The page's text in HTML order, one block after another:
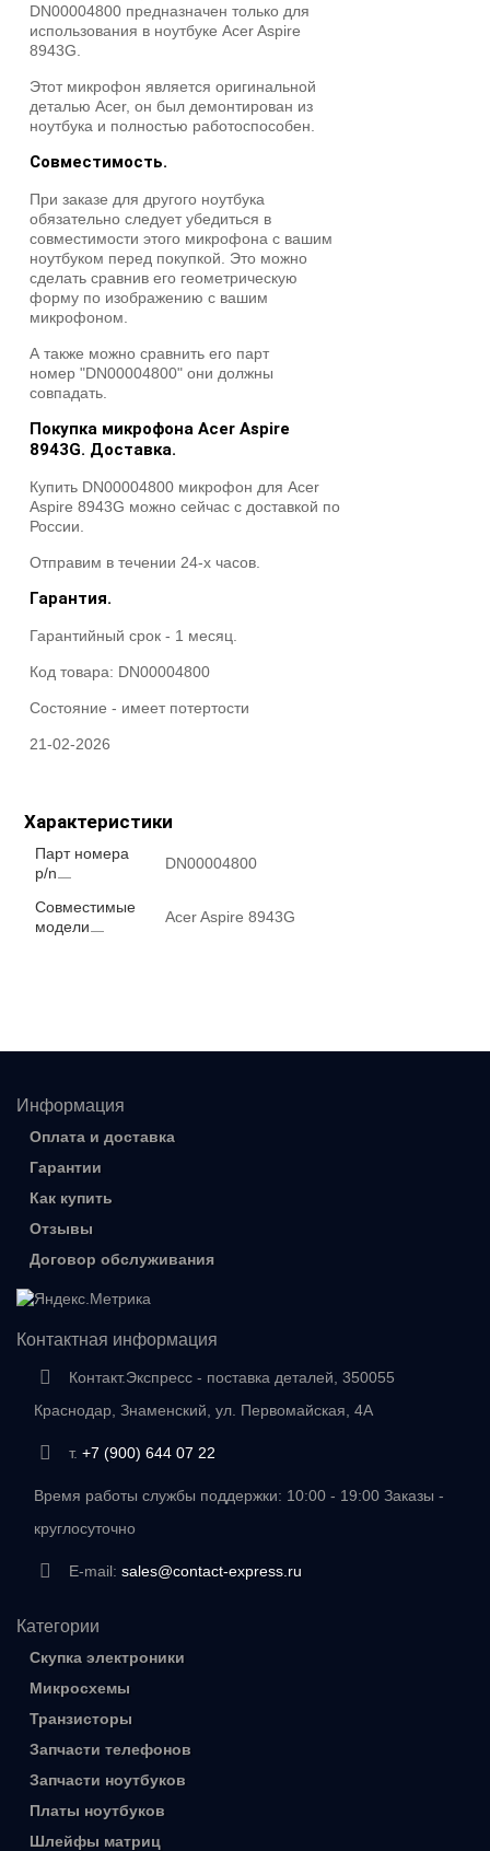
DN00004800 предназначен только для
использования в ноутбуке Acer Aspire
8943G.
Этот микрофон является оригинальной
деталью Acer, он был демонтирован из
ноутбука и полностью работоспособен.
Совместимость.
При заказе для другого ноутбука
обязательно следует убедиться в
совместимости этого микрофона с вашим
ноутбуком перед покупкой. Это можно
сделать сравнив его геометрическую
форму по изображению с вашим
микрофоном.
А также можно сравнить его парт
номер "DN00004800" они должны
совпадать.
Покупка микрофона Acer Aspire
8943G. Доставка.
Купить DN00004800 микрофон для Acer
Aspire 8943G можно сейчас с доставкой по
России.
Отправим в течении 24-х часов.
Гарантия.
Гарантийный срок - 1 месяц.
Код товара: DN00004800
Состояние - имеет потертости
21-02-2026
Характеристики
Парт номера
p/n
DN00004800
Совместимые
модели
Acer Aspire 8943G
Информация
Оплата и доставка
Гарантии
Как купить
Отзывы
Договор обслуживания
Контактная информация
Контакт.Экспресс - поставка деталей, 350055
Краснодар, Знаменский, ул. Первомайская, 4А
т. +7 (900) 644 07 22
Время работы службы поддержки: 10:00 - 19:00 Заказы -
круглосуточно
E-mail: sales@contact-express.ru
Категории
Скупка электроники
Микросхемы
Транзисторы
Запчасти телефонов
Запчасти ноутбуков
Платы ноутбуков
Шлейфы матриц